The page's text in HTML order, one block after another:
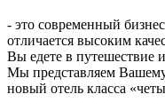
- это современный
отличается высоким
Вы едете в путешествие и
Мы представляем
новый отель класса